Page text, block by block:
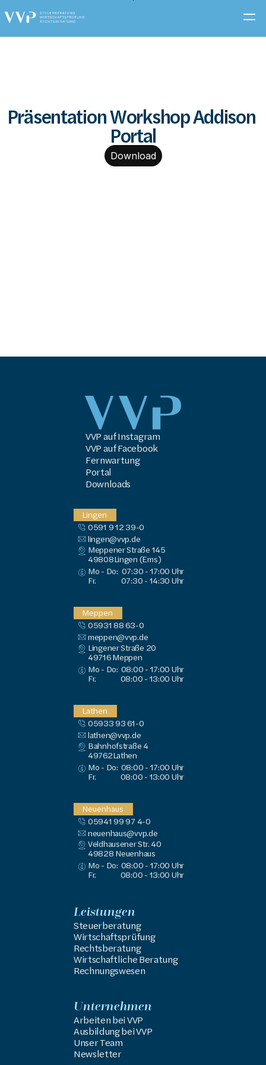
Präsentation Workshop Addison
Portal
Download
VVP auf Instagram
VVP auf Facebook
Fernwartung
Portal
Downloads
Lingen
0591 9 12 39-0
lingen@vvp.de
Meppener Straße 145
49808Lingen (Ems)
Mo - Do: 07:30 - 17:00 Uhr
Fr.
07:30 - 14:30 Uhr
Meppen
05931 88 63-0
meppen@vvp.de
Lingener Straße 20
49716 Meppen
Mo - Do: 08:00 - 17:00 Uhr
Fr.
08:00 - 13:00 Uhr
Lathen
05933 93 61-0
lathen@vvp.de
Bahnhofstraße 4
49762Lathen
Mo - Do: 08:00 - 17:00 Uhr
Fr.
08:00 - 13:00 Uhr
Neuenhaus
05941 99 97 4-0
neuenhaus@vvp.de
Veldhausener Str. 40
49828 Neuenhaus
Mo - Do: 08:00 - 17:00 Uhr
Fr.
08:00 - 13:00 Uhr
Leistungen
Steuerberatung
Wirtschaftsprüfung
Rechtsberatung
Wirtschaftliche Beratung
Rechnungswesen
Unternehmen
Arbeiten bei VVP
Ausbildung bei VVP
Unser Team
Newsletter